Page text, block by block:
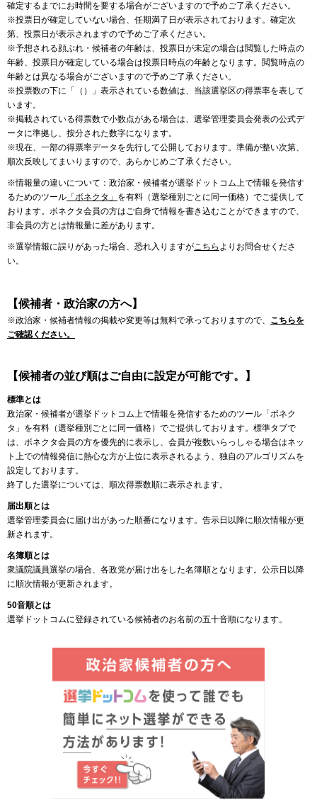
確定するまでにお時間を要する場合がございますので予めご了承ください。
※投票日が確定していない場合、任期満了日が表示されております。確定次
第、投票日が表示されますので予めご了承ください。
※予想される顔ぶれ・候補者の年齢は、投票日が未定の場合は閲覧した時点の
年齢、投票日が確定している場合は投票日時点の年齢となります。閲覧時点の
年齢とは異なる場合がございますので予めご了承ください。
※投票数の下に「（）」表示されている数値は、当該選挙区の得票率を表して
います。
※掲載されている得票数で小数点がある場合は、選挙管理委員会発表の公式デ
ータに準拠し、按分された数字になります。
※現在、一部の得票率データを先行して公開しております。準備が整い次第、
順次反映してまいりますので、あらかじめご了承ください。
※情報量の違いについて：政治家・候補者が選挙ドットコム上で情報を発信す
るためのツール 「ボネクタ」 を有料（選挙種別ごとに同一価格）でご提供して
おります。ボネクタ会員の方はご自身で情報を書き込むことができますので、
非会員の方とは情報量に差があります。
※選挙情報に誤りがあった場合、恐れ入りますがこちら よりお問合せくださ
い。
【候補者・政治家の方へ】
※政治家・候補者情報の掲載や変更等は無料で承っておりますので、 こちらを
ご確認ください。
【候補者の並び順はご自由に設定が可能です。】
標準とは
政治家・候補者が選挙ドットコム上で情報を発信するためのツール「ボネク
タ」を有料（選挙種別ごとに同一価格）でご提供しております。標準タブで
は、ボネクタ会員の方を優先的に表示し、会員が複数いらっしゃる場合はネッ
ト上での情報発信に熱心な方が上位に表示されるよう、独自のアルゴリズムを
設定しております。
終了した選挙については、順次得票数順に表示されます。
届出順とは
選挙管理委員会に届け出があった順番になります。告示日以降に順次情報が更
新されます。
名簿順とは
衆議院議員選挙の場合、各政党が届け出をした名簿順となります。公示日以降
に順次情報が更新されます。
50音順とは
選挙ドットコムに登録されている候補者のお名前の五十音順になります。